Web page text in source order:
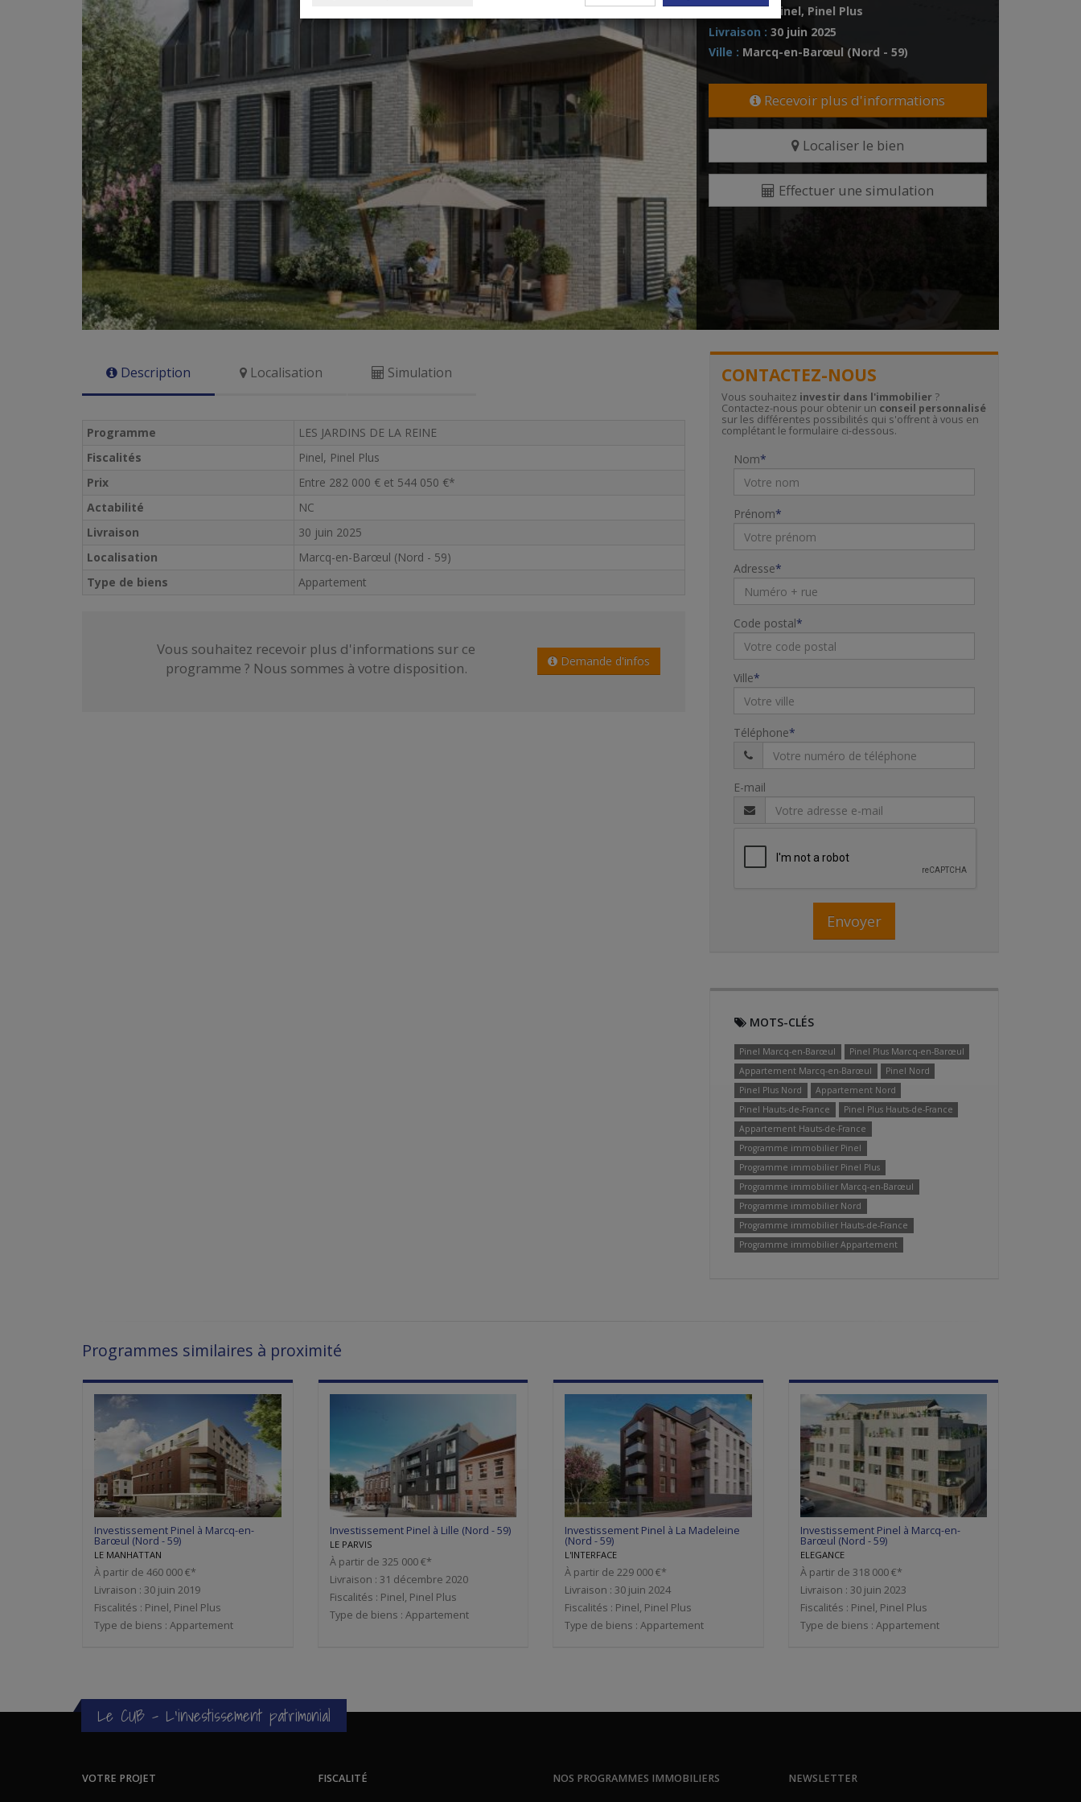
Fiscalités :
Pinel, Pinel Plus
Livraison : 30 juin 2025
Ville : Marcq-en-Barœul (Nord - 59)
Recevoir plus d'informations
Localiser le bien
Effectuer une simulation
Description Localisation Simulation
Programme
LES JARDINS DE LA REINE
Fiscalités
Pinel, Pinel Plus
Prix
Entre 282 000 € et 544 050 €*
Actabilité
NC
Livraison
30 juin 2025
Localisation
Marcq-en-Barœul (Nord - 59)
Type de biens
Appartement
Vous souhaitez recevoir plus d'informations sur ce
programme ? Nous sommes à votre disposition.
Demande d'infos
CONTACTEZ-NOUS
Vous souhaitez investir dans l'immobilier ?
Contactez-nous pour obtenir un conseil personnalisé
sur les différentes possibilités qui s'offrent à vous en
complétant le formulaire ci-dessous.
Nom
Prénom
Adresse
Code postal
Ville
Téléphone
E-mail
Envoyer
MOTS-CLÉS
Pinel Marcq-en-Barœul
Pinel Plus Marcq-en-Barœul
Appartement Marcq-en-Barœul
Pinel Nord
Pinel Plus Nord
Appartement Nord
Pinel Hauts-de-France
Pinel Plus Hauts-de-France
Appartement Hauts-de-France
Programme immobilier Pinel
Programme immobilier Pinel Plus
Programme immobilier Marcq-en-Barœul
Programme immobilier Nord
Programme immobilier Hauts-de-France
Programme immobilier Appartement
Programmes similaires à proximité
Investissement Pinel à Marcq-en-
Barœul (Nord - 59)
LE MANHATTAN
À partir de 460 000 €*
Livraison : 30 juin 2019
Fiscalités : Pinel, Pinel Plus
Type de biens : Appartement
Investissement Pinel à Lille (Nord - 59)
LE PARVIS
À partir de 325 000 €*
Livraison : 31 décembre 2020
Fiscalités : Pinel, Pinel Plus
Type de biens : Appartement
Investissement Pinel à La Madeleine
(Nord - 59)
L'INTERFACE
À partir de 229 000 €*
Livraison : 30 juin 2024
Fiscalités : Pinel, Pinel Plus
Type de biens : Appartement
Investissement Pinel à Marcq-en-
Barœul (Nord - 59)
ELEGANCE
À partir de 318 000 €*
Livraison : 30 juin 2023
Fiscalités : Pinel, Pinel Plus
Type de biens : Appartement
Le CUB - L'investissement patrimonial
VOTRE PROJET FISCALITÉ NOS PROGRAMMES IMMOBILIERS NEWSLETTER